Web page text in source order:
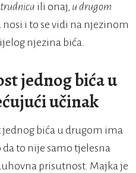
trudnica ili onaj, u drugom
i to se vidi na njezinom
njezina bića.
jednog bića u
učinak
bića u drugom ima
to nije samo tjelesna
prisutnost. Majka je